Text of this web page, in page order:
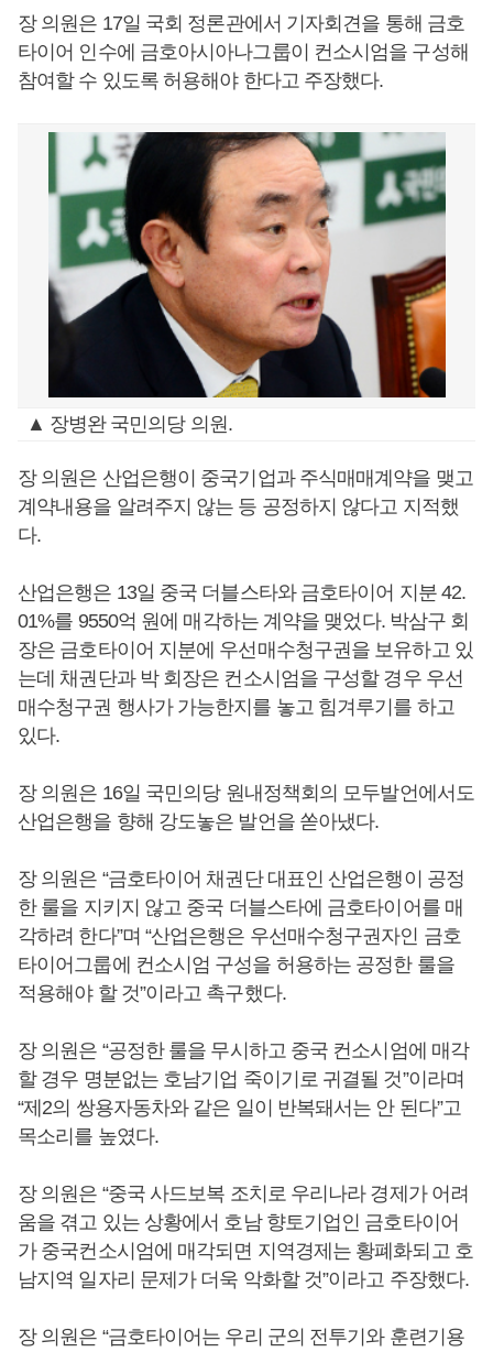
장 의원은 17일 국회 정론관에서 기자회견을 통해 금호
타이어 인수에 금호아시아나그룹이 컨소시엄을 구성해
참여할 수 있도록 허용해야 한다고 주장했다.
▲ 장병완 국민의당 의원.
장 의원은 산업은행이 중국기업과 주식매매계약을 맺고
계약내용을 알려주지 않는 등 공정하지 않다고 지적했
다.
산업은행은 13일 중국 더블스타와 금호타이어 지분 42.
01%를 9550억 원에 매각하는 계약을 맺었다. 박삼구 회
장은 금호타이어 지분에 우선매수청구권을 보유하고 있
는데 채권단과 박 회장은 컨소시엄을 구성할 경우 우선
매수청구권 행사가 가능한지를 놓고 힘겨루기를 하고
있다.
장 의원은 16일 국민의당 원내정책회의 모두발언에서도
산업은행을 향해 강도놓은 발언을 쏟아냈다.
장 의원은 “금호타이어 채권단 대표인 산업은행이 공정
한 룰을 지키지 않고 중국 더블스타에 금호타이어를 매
각하려 한다”며 “산업은행은 우선매수청구권자인 금호
타이어그룹에 컨소시엄 구성을 허용하는 공정한 룰을
적용해야 할 것”이라고 촉구했다.
장 의원은 “공정한 룰을 무시하고 중국 컨소시엄에 매각
할 경우 명분없는 호남기업 죽이기로 귀결될 것”이라며
“제2의 쌍용자동차와 같은 일이 반복돼서는 안 된다”고
목소리를 높였다.
장 의원은 “중국 사드보복 조치로 우리나라 경제가 어려
움을 겪고 있는 상황에서 호남 향토기업인 금호타이어
가 중국컨소시엄에 매각되면 지역경제는 황폐화되고 호
남지역 일자리 문제가 더욱 악화할 것”이라고 주장했다.
장 의원은 “금호타이어는 우리 군의 전투기와 훈련기용